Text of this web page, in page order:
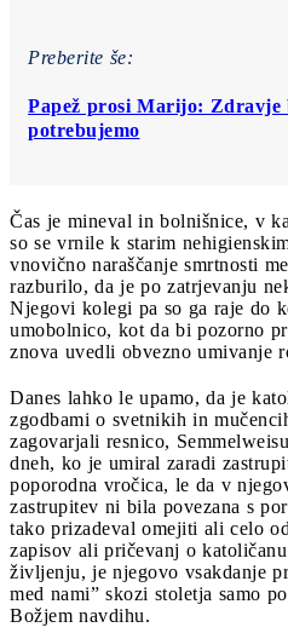
Preberite še:
Papež prosi Marijo: Zdravje
potrebujemo
Čas je mineval in bolnišnice, v
so se vrnile k starim
vnovično naraščanje smrtnosti
razburilo, da je po zatrjevanju
Njegovi kolegi pa so ga raje do
umobolnico, kot da bi pozorno
znova uvedli obvezno umivanje
Danes lahko le upamo, da je
zgodbami o svetnikih in
zagovarjali resnico,
dneh, ko je umiral zaradi
poporodna vročica, le da v
zastrupitev ni bila povezana s
tako prizadeval omejiti ali celo
zapisov ali pričevanj o
življenju, je njegovo vsakdanje
med nami” skozi stoletja samo
Božjem navdihu.